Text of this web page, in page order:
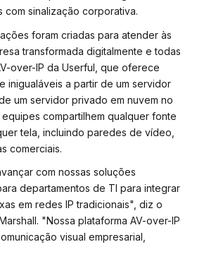
com sinalização corporativa.
foram criadas para atender às
transformada digitalmente e todas
over-IP da Userful, que oferece
inigualáveis a partir de um servidor
um servidor privado em nuvem no
compartilhem qualquer fonte
tela, incluindo paredes de vídeo,
comerciais.
com nossas soluções
departamentos de TI para integrar
em redes IP tradicionais", diz o
"Nossa plataforma AV-over-IP
visual empresarial,